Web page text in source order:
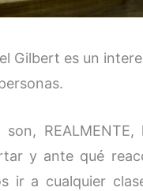
Gilbert es un
y ante qué
ir a cualquier